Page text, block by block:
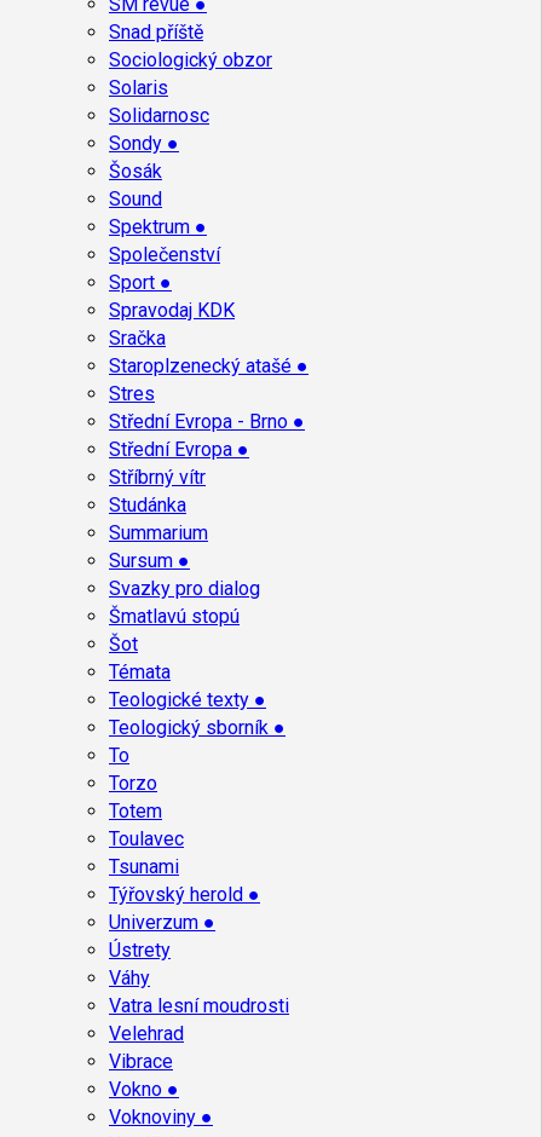
Snad příště
Sociologický obzor
Solaris
Solidarnosc
Sondy ●
Šosák
Sound
Spektrum ●
Společenství
Sport ●
Spravodaj KDK
Sračka
Staroplzenecký atašé ●
Stres
Střední Evropa - Brno ●
Střední Evropa ●
Stříbrný vítr
Studánka
Summarium
Sursum ●
Svazky pro dialog
Šmatlavú stopú
Šot
Témata
Teologické texty ●
Teologický sborník ●
To
Torzo
Totem
Toulavec
Tsunami
Týřovský herold ●
Univerzum ●
Ústrety
Váhy
Vatra lesní moudrosti
Velehrad
Vibrace
Vokno ●
Voknoviny ●